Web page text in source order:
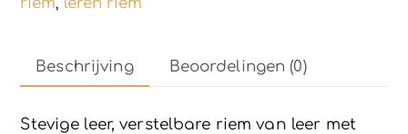
r
5
,
Beschrijving Beoordelingen (0)
Stevige leer, verstelbare riem van leer met